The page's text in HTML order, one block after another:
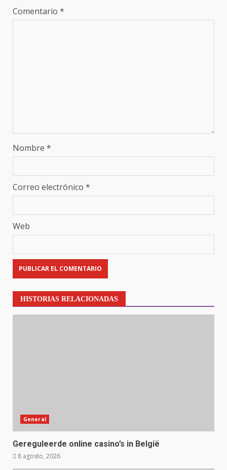
Comentario *
Nombre *
Correo electrónico *
Web
HISTORIAS RELACIONADAS
General
Gereguleerde online casino’s in België
8 agosto, 2026